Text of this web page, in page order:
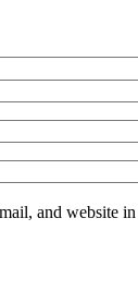
and website